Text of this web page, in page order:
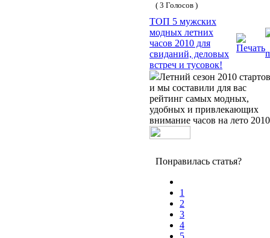
( 3 Голосов )
ТОП 5 мужских
модных летних
часов 2010 для
свиданий, деловых
встреч и тусовок!
Летний сезон 2010
и мы составили для вас
рейтинг самых модных,
удобных и привлекающих
внимание часов на лето 2010
Понравилась статья?
1
2
3
4
5